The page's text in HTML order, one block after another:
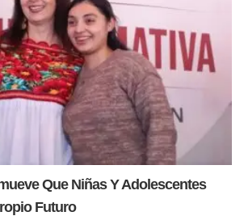
Que Niñas Y Adolescentes
Futuro